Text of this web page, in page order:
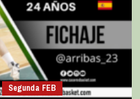
Segunda FEB